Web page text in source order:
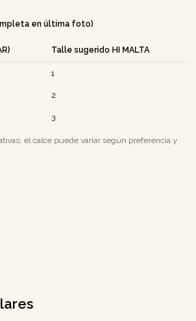
en última foto)
Talle sugerido HI MALTA
1
2
3
el calce puede variar según preferencia y